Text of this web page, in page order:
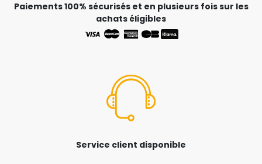
Paiements 100% sécurisés et en plusieurs fois sur les
achats éligibles
Service client disponible